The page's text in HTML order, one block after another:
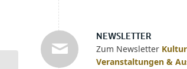
NEWSLETTER
Zum Newsletter
Veranstaltungen &
Das „Opus postumum“